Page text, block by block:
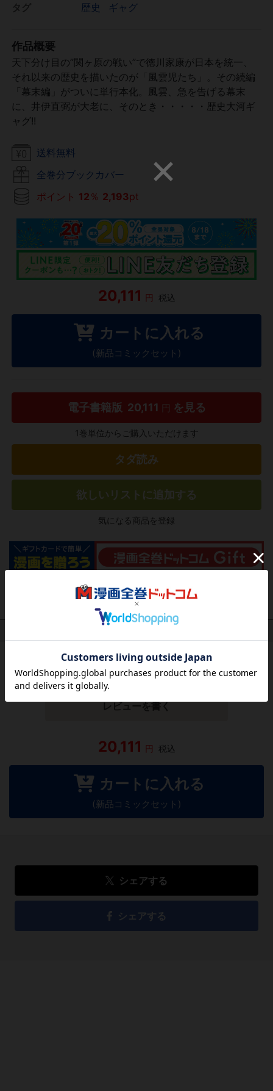
歴史 ギャグ
作品概要
天下分け目の”関ヶ原の戦い”で徳川家康が日本を統一、
それ以来の歴史を描いたのが「風雲児たち」。その続編
「幕末編」がついに単行本化。風雲、急を告げる幕末
に、井伊直弼が大老に、そのとき・・・・・歴史大河ギ
ャグ!!
送料無料
全巻分ブックカバー
ポイント 12 ％ 2,193pt
20,111 円 税込
カートに入れる
(新品コミックセット)
電子書籍版 20,111 円 を見る
1巻単位からご購入いただけます
タダ読み
欲しいリストに追加する
気になる商品を登録
この作品にはまだレビューがありません。 今後読まれる
方のために感想を共有してもらえませんか？
レビューを書く
20,111 円 税込
カートに入れる
(新品コミックセット)
シェアする
シェアする